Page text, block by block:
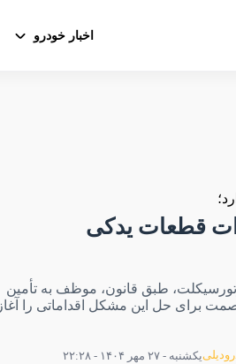
اخبار خودرو
قطعات یدکی
طبق قانون، موظف به تأمین
برای حل این مشکل اقداماتی را آغاز
یکشنبه - ۲۷ مهر ۱۴۰۴ - ۲۲:۲۸